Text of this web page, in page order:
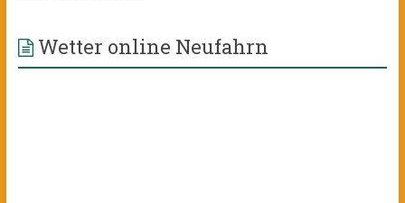
Wetter online Neufahrn